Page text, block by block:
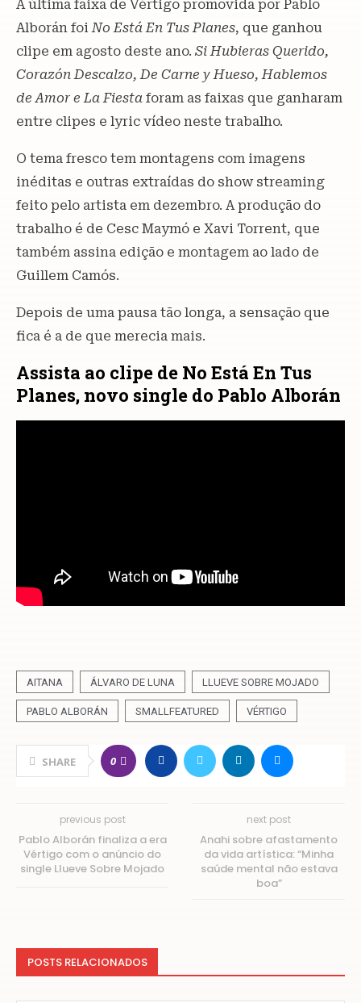
A última faixa de Vértigo promovida por Pablo
Alborán foiNo Está En Tus Planes, que ganhou
clipe em agosto deste ano. Si Hubieras Querido,
Corazón Descalzo, De Carne y Hueso, Hablemos
de Amor e La Fiesta foram as faixas que ganharam
entre clipes e lyric vídeo neste trabalho.
O tema fresco tem montagens com imagens
inéditas e outras extraídas do show streaming
feito pelo artista em dezembro. A produção do
trabalho é de Cesc Maymó e Xavi Torrent, que
também assina edição e montagem ao lado de
Guillem Camós.
Depois de uma pausa tão longa, a sensação que
fica é a de que merecia mais.
Assista ao clipe de No Está En Tus
Planes, novo single do Pablo Alborán
AITANA ÁLVARO DE LUNA LLUEVE SOBRE MOJADO
PABLO ALBORÁN SMALLFEATURED VÉRTIGO
SHARE 0
previous post
Pablo Alborán finaliza a era
Vértigo com o anúncio do
single Llueve Sobre Mojado
next post
Anahi sobre afastamento
da vida artística: “Minha
saúde mental não estava
boa”
POSTS RELACIONADOS